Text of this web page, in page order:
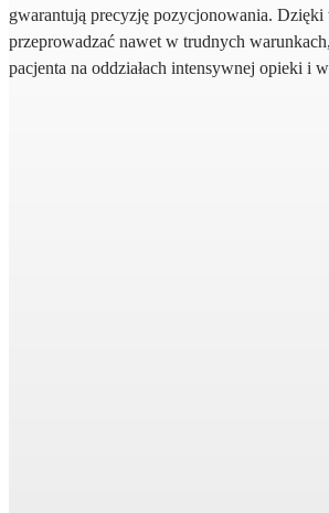
gwarantują precyzję pozycjonowania. Dzięki
przeprowadzać nawet w trudnych
pacjenta na oddziałach intensywnej opieki i